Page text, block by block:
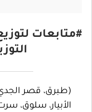
#متابعات
(طبرق، قصر
الأبيار، سلوق،